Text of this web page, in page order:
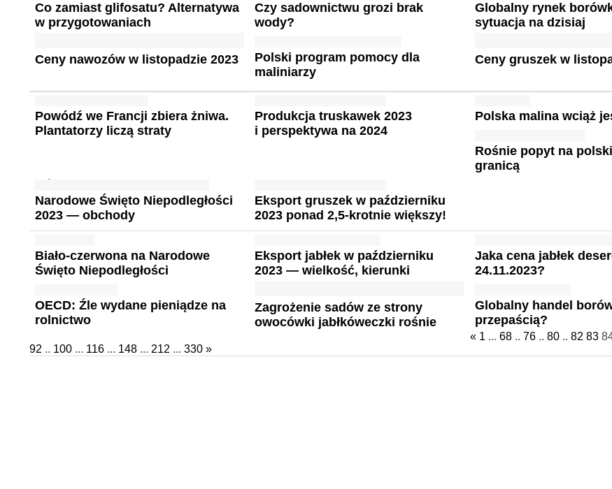
Co zamiast glifosatu? Alternatywa
w przygotowaniach
Czy sadownictwu grozi brak
wody?
Globalny rynek
sytuacja na dzisiaj
Ceny nawozów w listopadzie 2023
Polski program pomocy dla
maliniarzy
Ceny gruszek w
Powódź we Francji zbiera żniwa.
Plantatorzy liczą straty
Produkcja truskawek 2023
i perspektywa na 2024
Polska malina wciąż
Rośnie popyt na
granicą
Narodowe Święto Niepodległości
2023 — obchody
Eksport gruszek w październiku
2023 ponad 2,5-krotnie większy!
Biało-czerwona na Narodowe
Święto Niepodległości
Eksport jabłek w październiku
2023 — wielkość, kierunki
Jaka cena jabłek
24.11.2023?
OECD: Źle wydane pieniądze na
rolnictwo
Zagrożenie sadów ze strony
owocówki jabłkóweczki rośnie
Globalny handel
przepaścią?
« 1 ... 68 .. 76 .. 80 .. 82 83
92 .. 100 ... 116 ... 148 ... 212 ... 330 »